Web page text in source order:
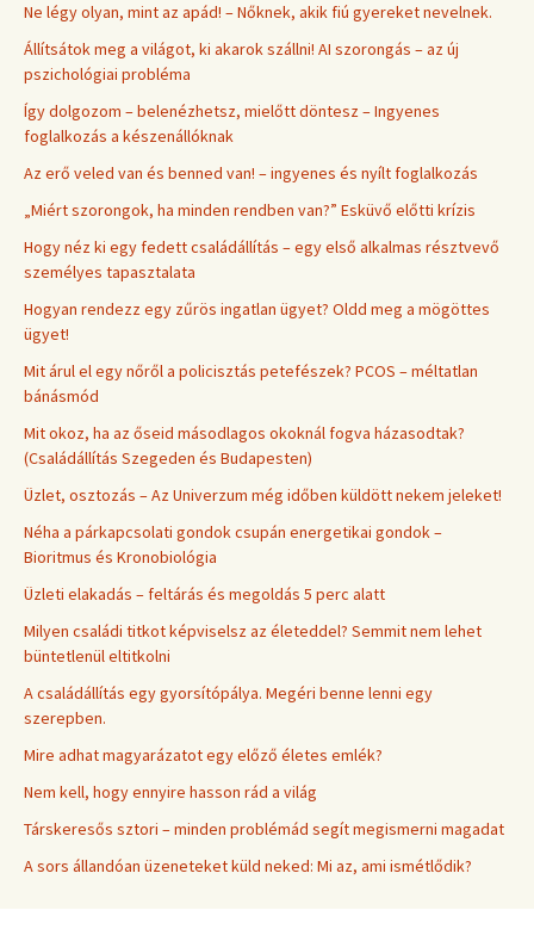
Ne légy olyan, mint az apád! – Nőknek, akik fiú gyereket nevelnek.
Állítsátok meg a világot, ki akarok szállni! AI szorongás – az új
pszichológiai probléma
Így dolgozom – belenézhetsz, mielőtt döntesz – Ingyenes
foglalkozás a készenállóknak
Az erő veled van és benned van! – ingyenes és nyílt foglalkozás
„Miért szorongok, ha minden rendben van?” Esküvő előtti krízis
Hogy néz ki egy fedett családállítás – egy első alkalmas résztvevő
személyes tapasztalata
Hogyan rendezz egy zűrös ingatlan ügyet? Oldd meg a mögöttes
ügyet!
Mit árul el egy nőről a policisztás petefészek? PCOS – méltatlan
bánásmód
Mit okoz, ha az őseid másodlagos okoknál fogva házasodtak?
(Családállítás Szegeden és Budapesten)
Üzlet, osztozás – Az Univerzum még időben küldött nekem jeleket!
Néha a párkapcsolati gondok csupán energetikai gondok –
Bioritmus és Kronobiológia
Üzleti elakadás – feltárás és megoldás 5 perc alatt
Milyen családi titkot képviselsz az életeddel? Semmit nem lehet
büntetlenül eltitkolni
A családállítás egy gyorsítópálya. Megéri benne lenni egy
szerepben.
Mire adhat magyarázatot egy előző életes emlék?
Nem kell, hogy ennyire hasson rád a világ
Társkeresős sztori – minden problémád segít megismerni magadat
A sors állandóan üzeneteket küld neked: Mi az, ami ismétlődik?